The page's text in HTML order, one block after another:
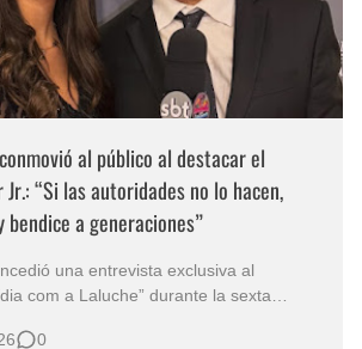
al público al destacar el
“Si las autoridades no lo hacen,
bendice a generaciones”
una entrevista exclusiva al
com a Laluche” durante la sexta
importantes de Brasil. En medio del
0